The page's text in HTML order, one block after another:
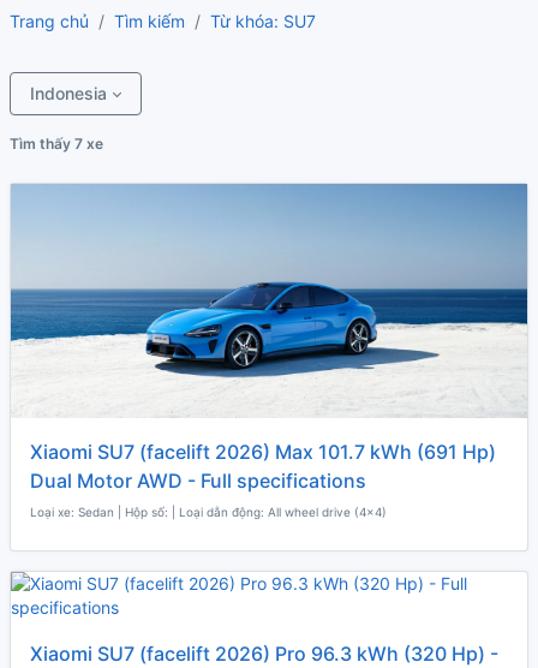
Trang chủ Tìm kiếm Từ khóa: SU7
Indonesia
Tìm thấy 7 xe
Xiaomi SU7 (facelift 2026) Max 101.7 kWh (691 Hp)
Dual Motor AWD - Full specifications
Loại xe: Sedan | Hộp số: | Loại dẫn động: All wheel drive (4x4)
Xiaomi SU7 (facelift 2026) Pro 96.3 kWh (320 Hp) -